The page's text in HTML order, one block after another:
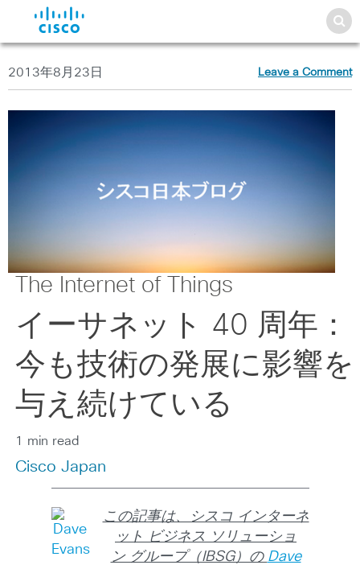
2013年8月23日 Leave a Comment
The Internet of Things
イーサネット 40 周年：
今も技術の発展に影響を
与え続けている
1 min read
Cisco Japan
この記事は、シスコ インターネ
ット ビジネス ソリューショ
ン グループ（IBSG）の Dave